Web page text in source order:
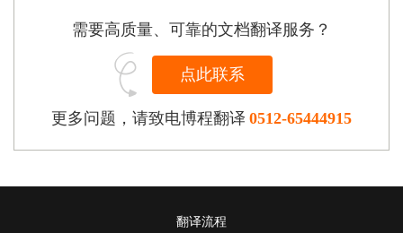
需要高质量、可靠的文档翻译服务？
点此联系
更多问题，请致电博程翻译 0512-65444915
翻译流程